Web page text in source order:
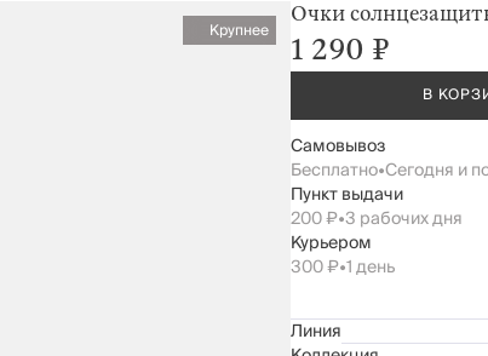
Крупнее
Очки
1 290 ₽
В
Самовывоз
Бесплатно•Сегодня и
Пункт выдачи
200 ₽•3 рабочих дня
Курьером
300 ₽•1 день
Линия